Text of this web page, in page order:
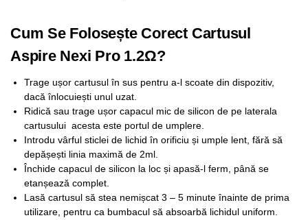
Cum Se Folosește Corect Cartusul
Aspire Nexi Pro 1.2Ω?
Trage ușor cartusul în sus pentru a-l scoate din dispozitiv,
dacă înlocuiești unul uzat.
Ridică sau trage ușor capacul mic de silicon de pe laterala
cartusului acesta este portul de umplere.
Introdu vârful sticlei de lichid în orificiu și umple lent, fără să
depășești linia maximă de 2ml.
Închide capacul de silicon la loc și apasă-l ferm, până se
etanșează complet.
Lasă cartusul să stea nemișcat 3 – 5 minute înainte de prima
utilizare, pentru ca bumbacul să absoarbă lichidul uniform.